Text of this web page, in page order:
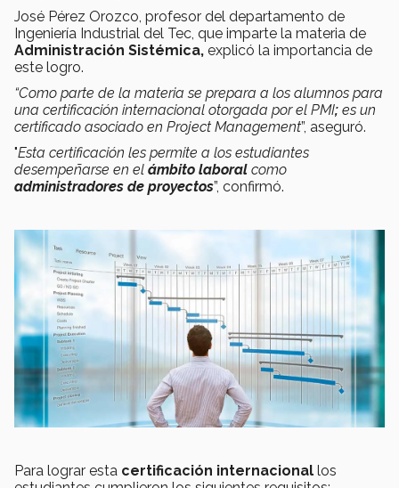
José Pérez Orozco, profesor del departamento de
Ingeniería Industrial del Tec, que imparte la materia de
Administración Sistémica, explicó la importancia de
este logro.
“Como parte de la materia se prepara a los alumnos para
una certificación internacional otorgada por el PMI; es un
certificado asociado en Project Management”, aseguró.
"Esta certificación les permite a los estudiantes
desempeñarse en el ámbito laboral como
administradores de proyectos”, confirmó.
Para lograr esta certificación internacional los